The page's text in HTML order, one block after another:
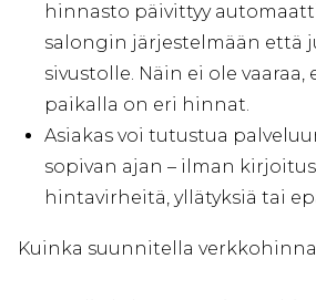
hinnasto päivittyy
salongin järjestelmään että
sivustolle. Näin ei ole vaaraa,
paikalla on eri hinnat.
Asiakas voi tutustua
sopivan ajan – ilman
hintavirheitä, yllätyksiä tai
Kuinka suunnitella